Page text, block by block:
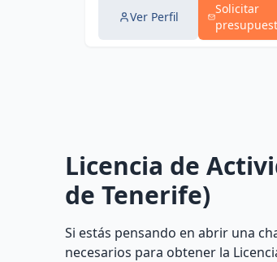
Ver Perfil
Solicitar
Licencia de
de Tenerife)
Si estás pensando en abrir una
necesarios para obtener la